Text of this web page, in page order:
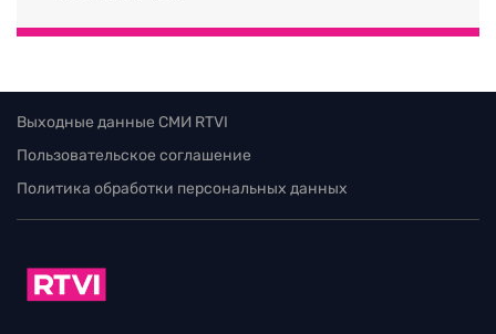
Выходные данные СМИ RTVI
Пользовательское соглашение
Политика обработки персональных данных